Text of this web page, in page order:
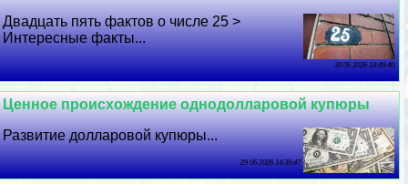
Двадцать пять фактов о числе 25 >
Интересные факты...
30 06 2026 18:49:40
Ценное происхождение однодолларовой купюры
Развитие долларовой купюры...
29 06 2026 14:39:47